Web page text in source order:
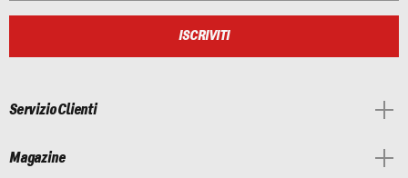
ISCRIVITI
Servizio Clienti
Magazine